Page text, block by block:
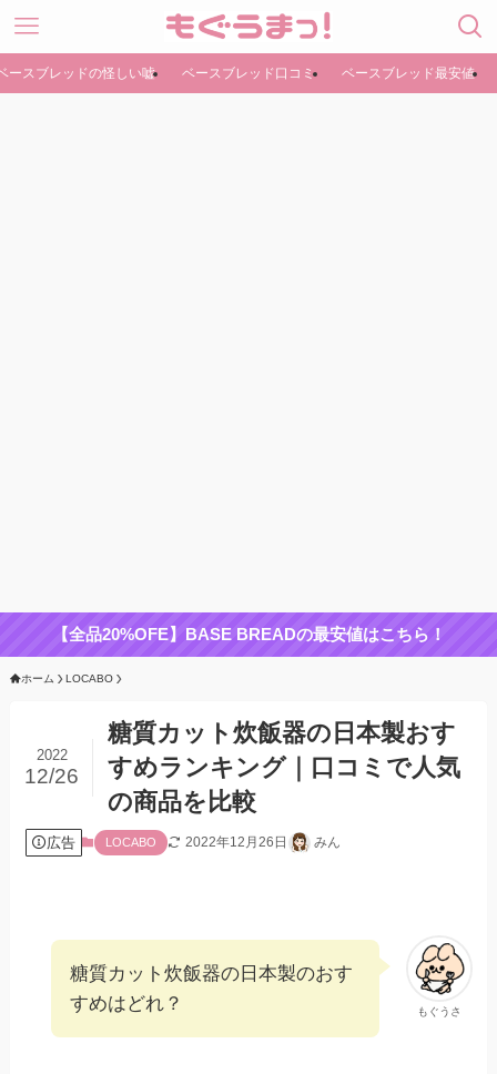
ースブレッドの怪しい嘘 ベースブレッド口コミ ベースブレッド最安値
【全品20%OFE】BASE BREADの最安値はこちら！
ホーム LOCABO
糖質カット炊飯器の日本製おす
すめランキング｜口コミで人気
の商品を比較
2022
12/26
広告 LOCABO 2022年12月26日 みん
もぐうさ
糖質カット炊飯器の日本製のおす
すめはどれ？